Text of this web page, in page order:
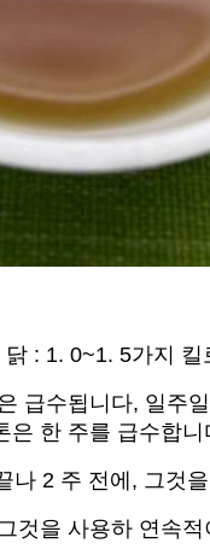
: 1. 0~1. 5가지
급수됩니다, 일주
은 한 주를 급수합니
나 2 주 전에, 그것
것을 사용하 연속